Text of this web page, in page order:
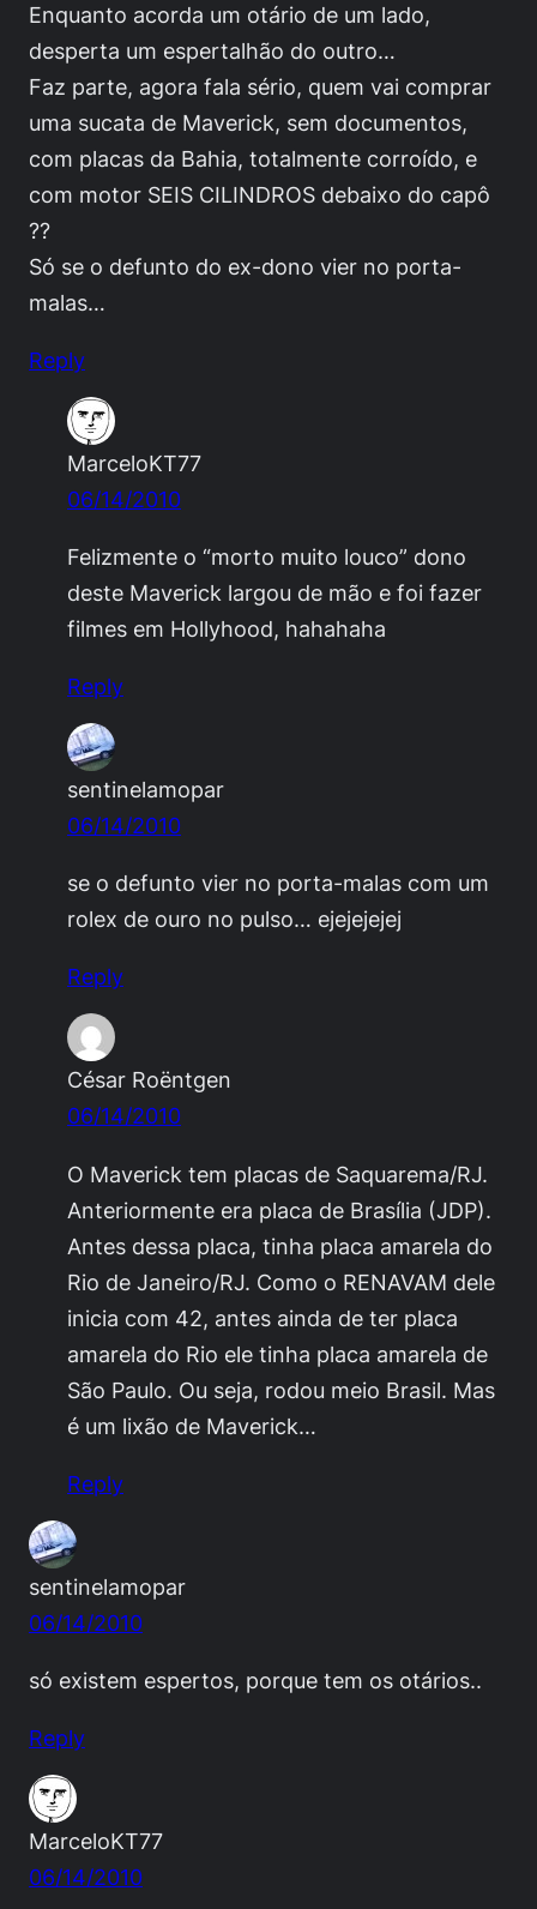
Enquanto acorda um otário de um lado,
desperta um espertalhão do outro…
Faz parte, agora fala sério, quem vai comprar
uma sucata de Maverick, sem documentos,
com placas da Bahia, totalmente corroído, e
com motor SEIS CILINDROS debaixo do capô
??
Só se o defunto do ex-dono vier no porta-
malas…
Reply
MarceloKT77
06/14/2010
Felizmente o “morto muito louco” dono
deste Maverick largou de mão e foi fazer
filmes em Hollyhood, hahahaha
Reply
sentinelamopar
06/14/2010
se o defunto vier no porta-malas com um
rolex de ouro no pulso… ejejejejej
Reply
César Roëntgen
06/14/2010
O Maverick tem placas de Saquarema/RJ.
Anteriormente era placa de Brasília (JDP).
Antes dessa placa, tinha placa amarela do
Rio de Janeiro/RJ. Como o RENAVAM dele
inicia com 42, antes ainda de ter placa
amarela do Rio ele tinha placa amarela de
São Paulo. Ou seja, rodou meio Brasil. Mas
é um lixão de Maverick…
Reply
sentinelamopar
06/14/2010
só existem espertos, porque tem os otários..
Reply
MarceloKT77
06/14/2010